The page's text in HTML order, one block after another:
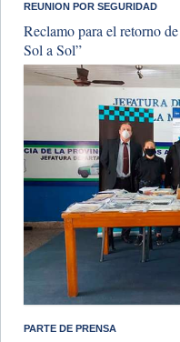
REUNION POR SEGURIDAD
Reclamo para el retorno
Sol a Sol”
PARTE DE PRENSA